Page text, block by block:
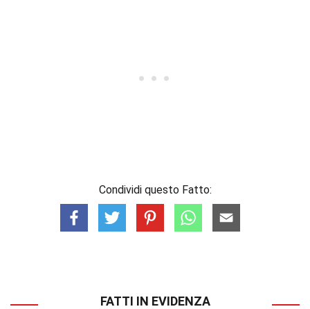
Condividi questo Fatto:
FATTI IN EVIDENZA